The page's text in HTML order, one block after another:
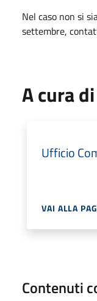
Nel caso non si
settembre,
A cura di
Ufficio
VAI ALLA
Contenuti